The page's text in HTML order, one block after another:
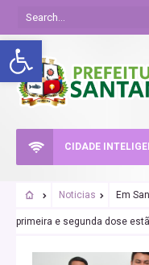
Abrir a barra de ferramentas
CIDADE
Noticias Em
primeira e segunda dose